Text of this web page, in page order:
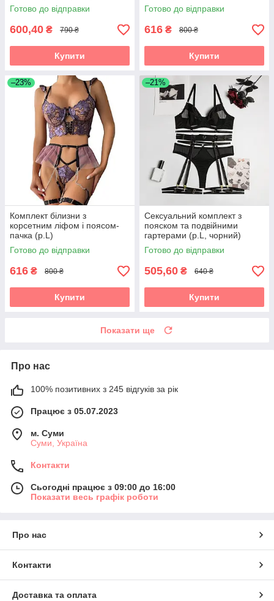
Готово до відправки
600,40 ₴ 790 ₴
Купити
Готово до відправки
616 ₴ 800 ₴
Купити
–23%
Комплект білизни з
корсетним ліфом і поясом-
пачка (р.L)
Готово до відправки
616 ₴ 800 ₴
Купити
–21%
Сексуальний комплект з
пояском та подвійними
гартерами (р.L, чорний)
Готово до відправки
505,60 ₴ 640 ₴
Купити
Показати ще
Про нас
100% позитивних з 245 відгуків за рік
Працює з 05.07.2023
м. Суми
Суми, Україна
Контакти
Сьогодні працює з 09:00 до 16:00
Показати весь графік роботи
Про нас
Контакти
Доставка та оплата